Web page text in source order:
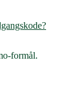
formål.